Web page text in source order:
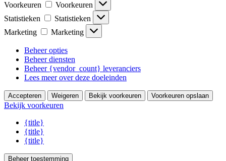
Voorkeuren
Voorkeuren
Statistieken
Statistieken
Marketing
Marketing
Beheer opties
Beheer diensten
Beheer {vendor_count} leveranciers
Lees meer over deze doeleinden
Accepteren Weigeren Bekijk voorkeuren Voorkeuren opslaan
Bekijk voorkeuren
{title}
{title}
{title}
Beheer toestemming